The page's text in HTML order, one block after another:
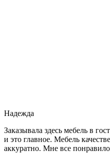
Надежда
Заказывала здесь мебель в
и это главное. Мебель
аккуратно. Мне все